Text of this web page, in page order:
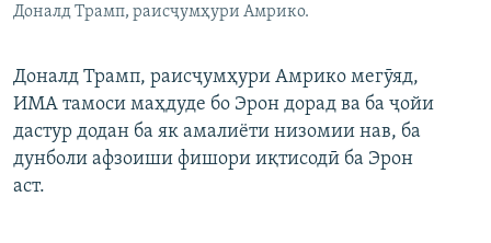
Доналд Трамп, раисҷумҳури Амрико.
Доналд Трамп, раисҷумҳури Амрико мегӯяд,
ИМА тамоси маҳдуде бо Эрон дорад ва ба ҷойи
дастур додан ба як амалиёти низомии нав, ба
дунболи афзоиши фишори иқтисодӣ ба Эрон
аст.